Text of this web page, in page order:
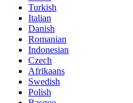
Turkish
Italian
Danish
Romanian
Indonesian
Czech
Afrikaans
Swedish
Polish